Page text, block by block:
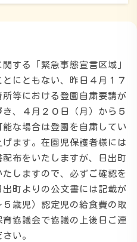
する「緊急事態宣言区域」
にともない、昨日４月１７
等における登園自粛要請が
、４月２０日（月）から５
な場合は登園を自粛してい
ます。在園児保護者様には
布をいたしますが、日出町
しますので、必ずご確認を
町よりの公文書には記載が
歳児）認定児の給食費の取
協議会で協議の上後日ご連
さい。